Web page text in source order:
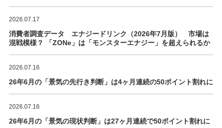
2026.07.17
消費者調査データ エナジードリンク（2026年7月版） 市場は
混戦模様？ 「ZONe」は「モンスターエナジー」を超えられるか
2026.07.16
26年6月の「景気の先行き判断」は4ヶ月連続の50ポイント割れに
2026.07.16
26年6月の「景気の現状判断」は27ヶ月連続で50ポイント割れに